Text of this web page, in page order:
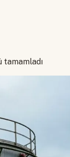
tamamladı